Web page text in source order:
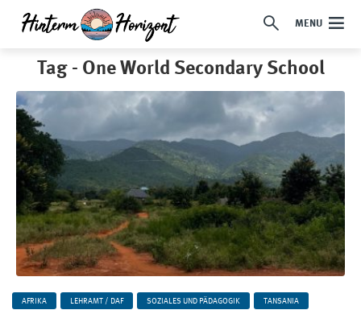
MENU
Tag - One World Secondary School
AFRIKA LEHRAMT / DAF SOZIALES UND PÄDAGOGIK TANSANIA